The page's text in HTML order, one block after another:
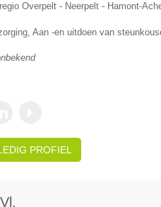
Overpelt - Neerpelt - Hamont-
Aan -en uitdoen van
PROFIEL